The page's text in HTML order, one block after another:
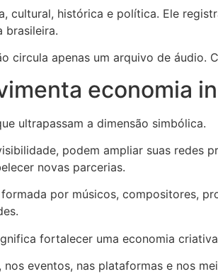
cultural, histórica e política. Ele
brasileira.
circula apenas um arquivo de
economia
ultrapassam a dimensão simbólica.
podem ampliar suas
novas parcerias.
por músicos, compositores,
fortalecer uma economia
eventos, nas plataformas e nos